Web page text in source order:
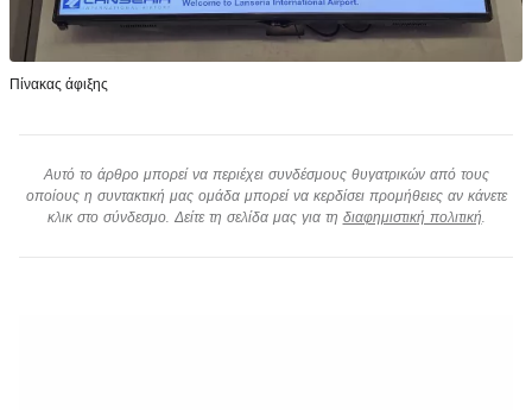
Πίνακας άφιξης
Αυτό το άρθρο μπορεί να περιέχει συνδέσμους θυγατρικών από τους
οποίους η συντακτική μας ομάδα μπορεί να κερδίσει προμήθειες αν κάνετε
κλικ στο σύνδεσμο. Δείτε τη σελίδα μας για τη διαφημιστική πολιτική.